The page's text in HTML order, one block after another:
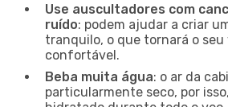
Use auscultadores com
ruído: podem ajudar a criar
tranquilo, o que tornará o seu
confortável.
Beba muita água: o ar da
particularmente seco, por